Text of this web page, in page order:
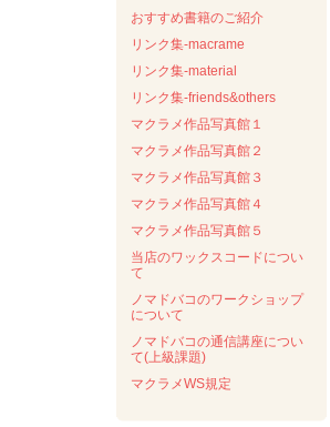
おすすめ書籍のご紹介
リンク集-macrame
リンク集-material
リンク集-friends&others
マクラメ作品写真館１
マクラメ作品写真館２
マクラメ作品写真館３
マクラメ作品写真館４
マクラメ作品写真館５
当店のワックスコードについ
て
ノマドバコのワークショップ
について
ノマドバコの通信講座につい
て(上級課題)
マクラメWS規定